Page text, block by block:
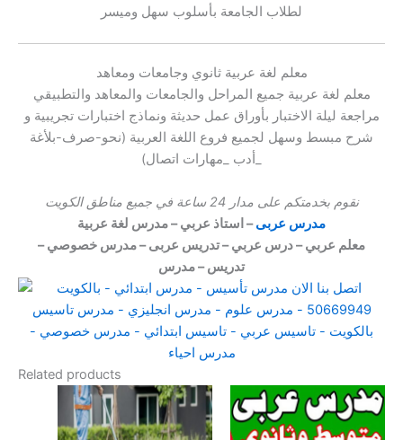
لطلاب الجامعة بأسلوب سهل وميسر
معلم لغة عربية ثانوي وجامعات ومعاهد
معلم لغة عربية جميع المراحل والجامعات والمعاهد والتطبيقي
مراجعة ليلة الاختبار بأوراق عمل حديثة ونماذج اختبارات تجريبية و
شرح مبسط وسهل لجميع فروع اللغة العربية (نحو-صرف-بلأغة
_أدب _مهارات اتصال)
نقوم بخدمتكم على مدار 24 ساعة في جميع مناطق الكويت
مدرس عربى– استاذ عربي – مدرس لغة عربية
معلم عربي – درس عربي – تدريس عربى – مدرس خصوصي –
تدريس – مدرس
Related products